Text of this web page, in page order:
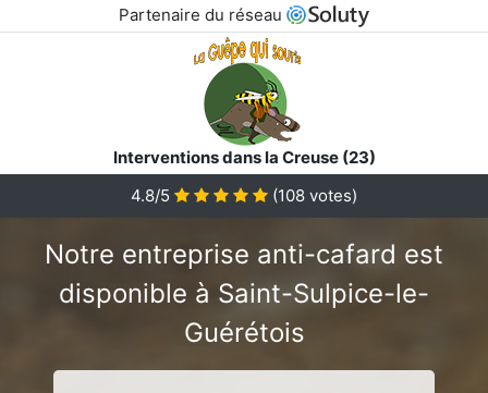
Partenaire du réseau
Interventions dans la Creuse (23)
4.8/5
(108 votes)
Notre entreprise anti-cafard est
disponible à Saint-Sulpice-le-
Guérétois